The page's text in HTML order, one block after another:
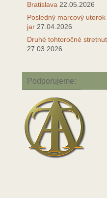
Bratislava 22.05.2026
Posledný marcový utorok
jar 27.04.2026
Druhé tohtoročné
27.03.2026
Podporujeme: